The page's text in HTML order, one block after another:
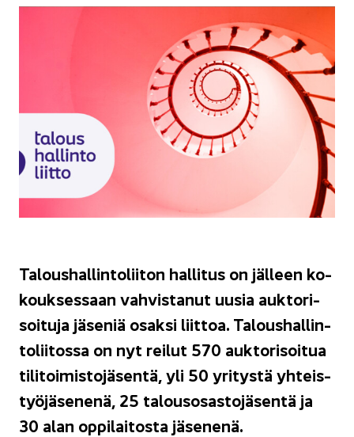
Ta­lous­hal­lin­to­lii­ton hal­li­tus on jäl­leen ko­
kouk­ses­saan vah­vis­ta­nut uusia auk­to­ri­
soi­tu­ja jä­se­niä osak­si liit­toa. Ta­lous­hal­lin­
to­lii­tos­sa on nyt rei­lut 570 auk­to­ri­soi­tua
ti­li­toi­mis­to­jä­sen­tä, yli 50 yri­tys­tä yh­teis­
työ­jä­se­ne­nä, 25 ta­lous­osas­to­jä­sen­tä ja
30 alan op­pi­lai­tos­ta jä­se­ne­nä.